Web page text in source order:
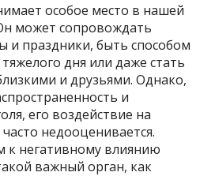
особое место в нашей
может сопровождать
и праздники, быть способом
тяжелого дня или даже стать
и друзьями. Однако,
и
его воздействие на
недооценивается.
к негативному влиянию
важный орган, как